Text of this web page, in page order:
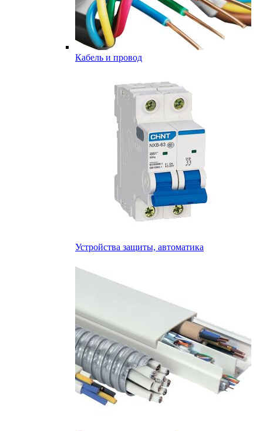
Кабель и провод
Устройства защиты, автоматика